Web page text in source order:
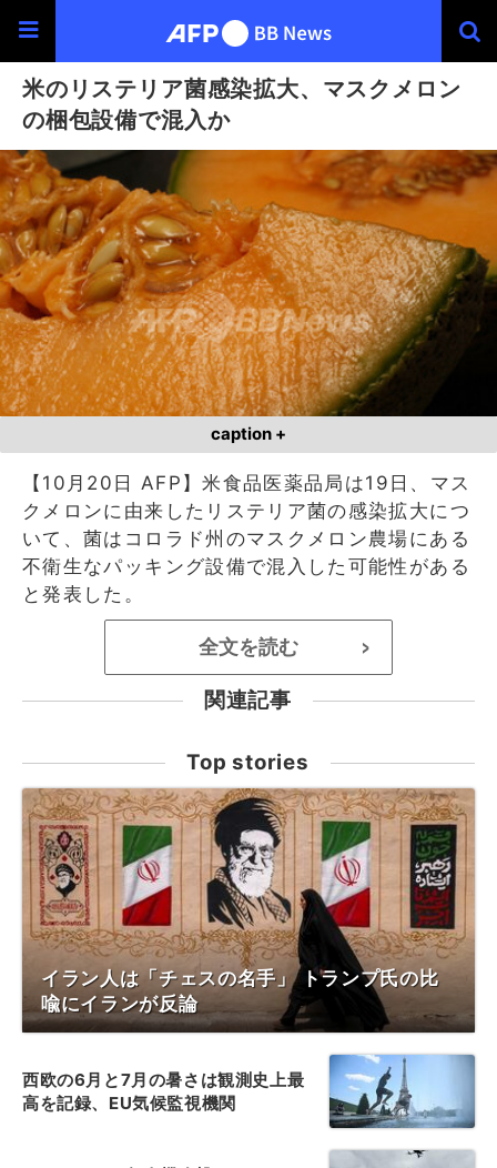
米のリステリア菌感染拡大、マスクメロン
の梱包設備で混入か
caption +
【10月20日 AFP】米食品医薬品局は19日、マス
クメロンに由来したリステリア菌の感染拡大につ
いて、菌はコロラド州のマスクメロン農場にある
不衛生なパッキング設備で混入した可能性がある
と発表した。
全文を読む >
関連記事
Top stories
イラン人は「チェスの名手」 トランプ氏の比
喩にイランが反論
西欧の6月と7月の暑さは観測史上最
高を記録、EU気候監視機関